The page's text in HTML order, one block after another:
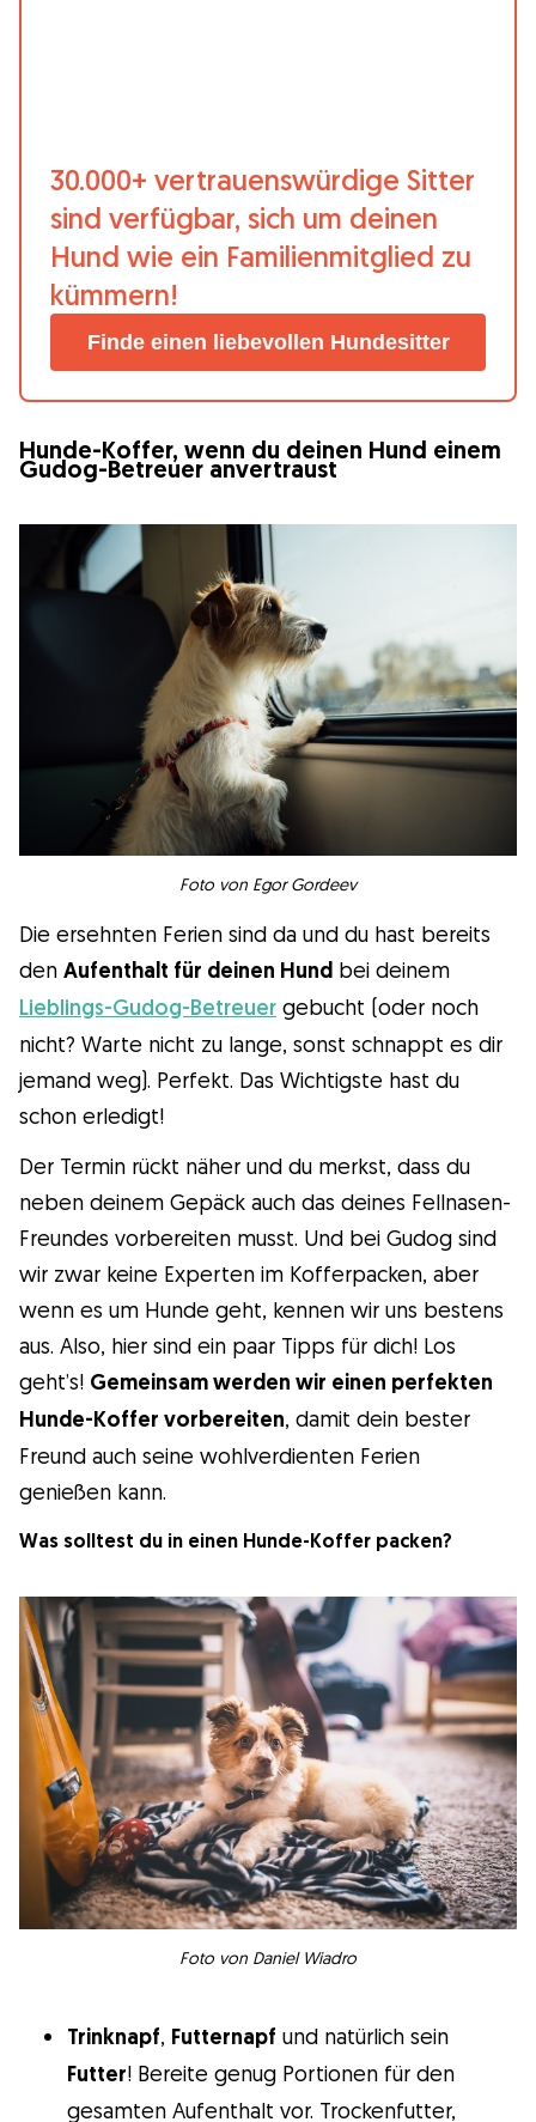
30.000+ vertrauenswürdige Sitter
sind verfügbar, sich um deinen
Hund wie ein Familienmitglied zu
kümmern!
Finde einen liebevollen Hundesitter
Hunde-Koffer, wenn du deinen Hund einem
Gudog-Betreuer anvertraust
Foto von Egor Gordeev
Die ersehnten Ferien sind da und du hast bereits
den Aufenthalt für deinen Hund bei deinem
Lieblings-Gudog-Betreuer gebucht (oder noch
nicht? Warte nicht zu lange, sonst schnappt es dir
jemand weg). Perfekt. Das Wichtigste hast du
schon erledigt!
Der Termin rückt näher und du merkst, dass du
neben deinem Gepäck auch das deines Fellnasen-
Freundes vorbereiten musst. Und bei Gudog sind
wir zwar keine Experten im Kofferpacken, aber
wenn es um Hunde geht, kennen wir uns bestens
aus. Also, hier sind ein paar Tipps für dich! Los
geht’s! Gemeinsam werden wir einen perfekten
Hunde-Koffer vorbereiten, damit dein bester
Freund auch seine wohlverdienten Ferien
genießen kann.
Was solltest du in einen Hunde-Koffer packen?
Foto von Daniel Wiadro
Trinknapf, Futternapf und natürlich sein
Futter! Bereite genug Portionen für den
gesamten Aufenthalt vor. Trockenfutter,